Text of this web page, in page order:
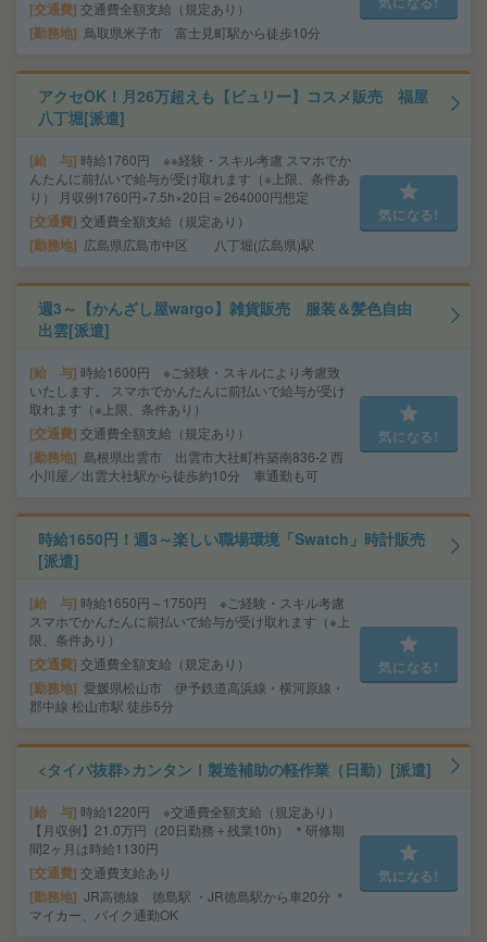
交通費 交通費全額支給（規定あり）
勤務地 鳥取県米子市 富士見町駅から徒歩10分
アクセOK！月26万超えも【ビュリー】コスメ販売 福屋
八丁堀[派遣]
給 与 時給1760円 ※※経験・スキル考慮 スマホでか
んたんに前払いで給与が受け取れます（※上限、条件あ
り） 月収例1760円×7.5h×20日＝264000円想定
交通費 交通費全額支給（規定あり）
勤務地 広島県広島市中区 八丁堀(広島県)駅
気になる!
週3～【かんざし屋wargo】雑貨販売 服装＆髪色自由
出雲[派遣]
給 与 時給1600円 ※ご経験・スキルにより考慮致
いたします。 スマホでかんたんに前払いで給与が受け
取れます（※上限、条件あり）
交通費 交通費全額支給（規定あり）
勤務地 島根県出雲市 出雲市大社町杵築南836-2 西
小川屋／出雲大社駅から徒歩約10分 車通勤も可
気になる!
時給1650円！週3～楽しい職場環境「Swatch」時計販売
[派遣]
給 与 時給1650円～1750円 ※ご経験・スキル考慮
スマホでかんたんに前払いで給与が受け取れます（※上
限、条件あり）
交通費 交通費全額支給（規定あり）
勤務地 愛媛県松山市 伊予鉄道高浜線・横河原線・
郡中線 松山市駅 徒歩5分
気になる!
<タイパ抜群>カンタン！製造補助の軽作業（日勤）[派遣]
給 与 時給1220円 ※交通費全額支給（規定あり）
【月収例】21.0万円（20日勤務＋残業10h） ＊研修期
間2ヶ月は時給1130円
交通費 交通費支給あり
勤務地 JR高徳線 徳島駅 ・JR徳島駅から車20分 ＊
マイカー、バイク通勤OK
気になる!